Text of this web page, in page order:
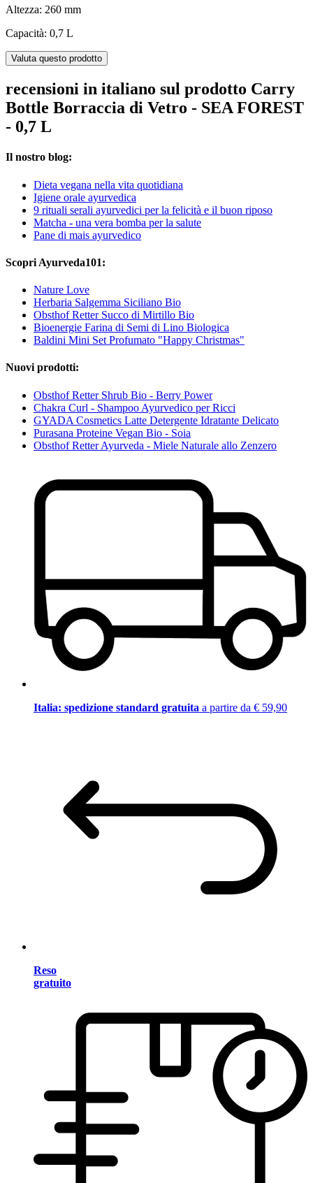
Altezza: 260 mm
Capacità: 0,7 L
Valuta questo prodotto
recensioni in italiano sul prodotto Carry
Bottle Borraccia di Vetro - SEA FOREST
- 0,7 L
Il nostro blog:
Dieta vegana nella vita quotidiana
Igiene orale ayurvedica
9 rituali serali ayurvedici per la felicità e il buon riposo
Matcha - una vera bomba per la salute
Pane di mais ayurvedico
Scopri Ayurveda101:
Nature Love
Herbaria Salgemma Siciliano Bio
Obsthof Retter Succo di Mirtillo Bio
Bioenergie Farina di Semi di Lino Biologica
Baldini Mini Set Profumato "Happy Christmas"
Nuovi prodotti:
Obsthof Retter Shrub Bio - Berry Power
Chakra Curl - Shampoo Ayurvedico per Ricci
GYADA Cosmetics Latte Detergente Idratante Delicato
Purasana Proteine Vegan Bio - Soia
Obsthof Retter Ayurveda - Miele Naturale allo Zenzero
Italia: spedizione standard gratuita a partire da € 59,90
Reso
gratuito